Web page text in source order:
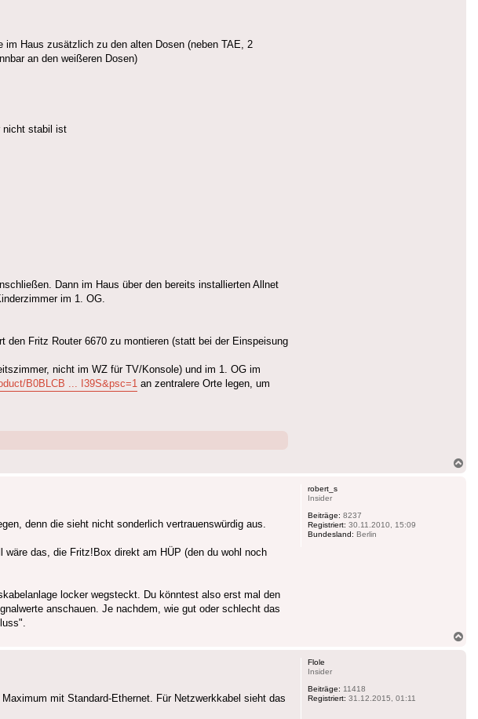
im Haus zusätzlich zu den alten Dosen (neben TAE, 2
an den weißeren Dosen)
nicht stabil ist
Dann im Haus über den bereits installierten Allnet
im 1. OG.
Fritz Router 6670 zu montieren (statt bei der Einspeisung
nicht im WZ für TV/Konsole) und im 1. OG im
B0BLCB ... I39S&psc=1 an zentralere Orte legen, um
robert_s
Insider
Beiträge: 8237
Registriert: 30.11.2010, 15:09
Bundesland: Berlin
denn die sieht nicht sonderlich vertrauenswürdig aus.
das, die Fritz!Box direkt am HÜP (den du wohl noch
locker wegsteckt. Du könntest also erst mal den
anschauen. Je nachdem, wie gut oder schlecht das
Flole
Insider
Beiträge: 11418
Registriert: 31.12.2015, 01:11
mit Standard-Ethernet. Für Netzwerkkabel sieht das